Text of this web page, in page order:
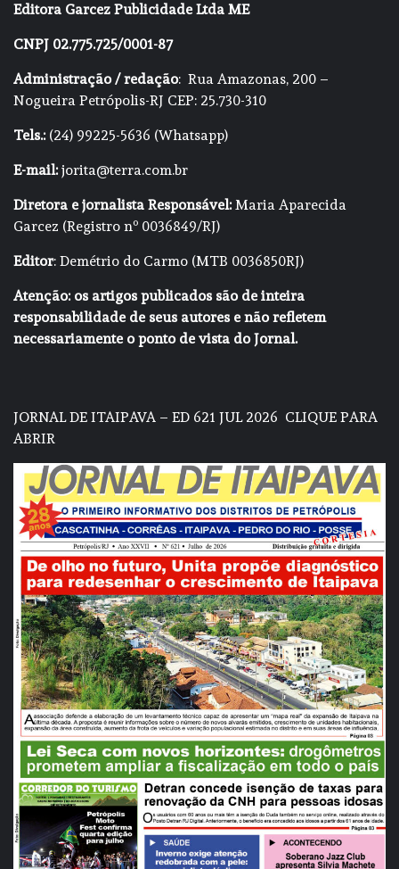
Editora Garcez Publicidade Ltda ME
CNPJ 02.775.725/0001-87
Administração / redação: Rua Amazonas, 200 –
Nogueira Petrópolis-RJ CEP: 25.730-310
Tels.:(24) 99225-5636 (Whatsapp)
E-mail:jorita@terra.com.br
Diretora e jornalista Responsável:Maria Aparecida
Garcez (Registro nº 0036849/RJ)
Editor: Demétrio do Carmo (MTB 0036850RJ)
Atenção: os artigos publicados são de inteira
responsabilidade de seus autores e não refletem
necessariamente o ponto de vista do Jornal.
JORNAL DE ITAIPAVA – ED 621 JUL 2026 CLIQUE PARA
ABRIR